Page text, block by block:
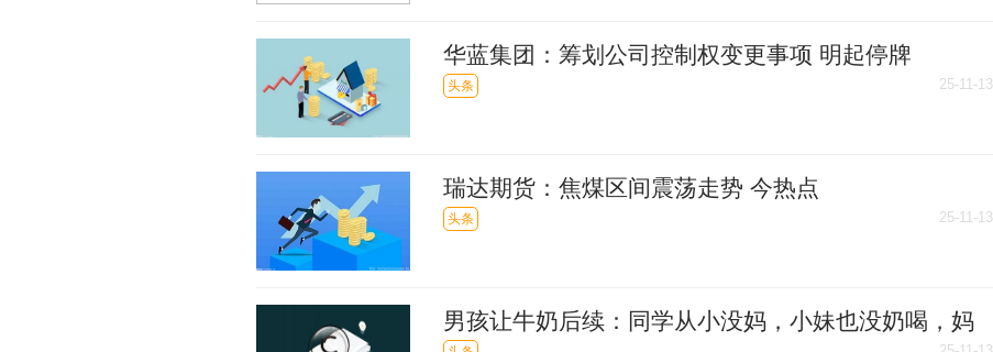
华蓝集团：筹划公司控制权变更事项 明起停牌
头条 25-11-13
瑞达期货：焦煤区间震荡走势 今热点
头条 25-11-13
男孩让牛奶后续：同学从小没妈，小妹也没奶喝，妈